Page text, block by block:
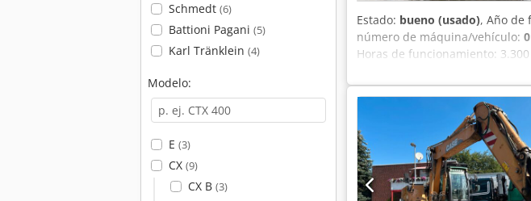
Schmedt (6)
Battioni Pagani (5)
Karl Tränklein (4)
Modelo:
E (3)
CX (9)
CX B (3)
Estado: bueno (usado), Año de
número de máquina/vehículo:
Horas de funcionamiento: